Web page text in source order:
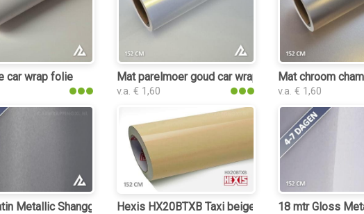
car wrap folie Mat parelmoer goud car wrap folie
v.a. € 1,60
Mat chroom
v.a. € 1,60
wrap folie
Metallic Shanggeyan 3101 car wrap folieHexis HX20BTXB Taxi beige Gloss car wrap folie
18 mtr Gloss